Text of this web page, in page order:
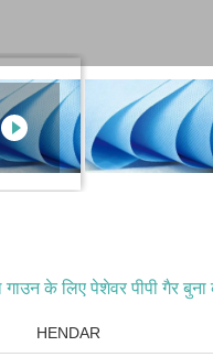
के लिए पेशेवर पीपी गैर बुना
HENDAR